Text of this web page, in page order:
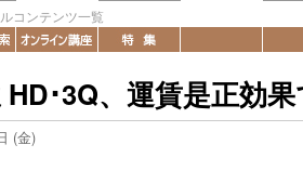
コンテンツ一覧
HD･3Q、運賃是正効
(金)